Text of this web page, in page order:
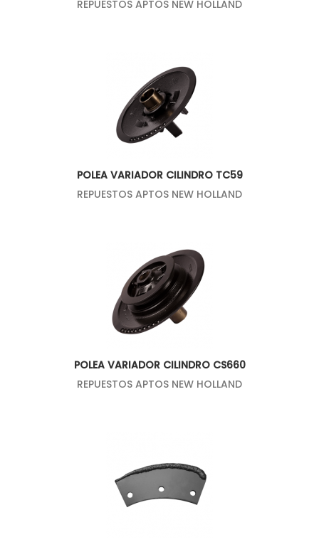
REPUESTOS APTOS NEW HOLLAND
POLEA VARIADOR CILINDRO TC59
REPUESTOS APTOS NEW HOLLAND
POLEA VARIADOR CILINDRO CS660
REPUESTOS APTOS NEW HOLLAND